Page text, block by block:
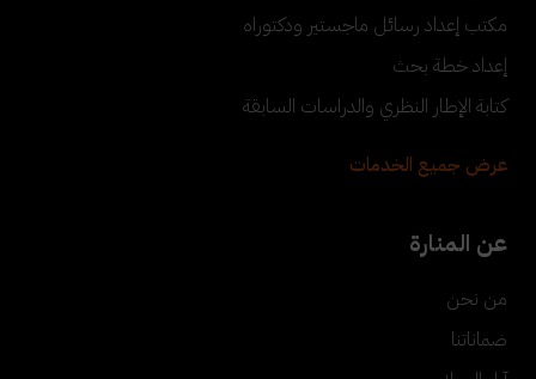
مكتب إعداد رسائل ماجستير ودكتوراه
إعداد خطة بحث
كتابة الإطار النظري والدراسات السابقة
عرض جميع الخدمات
عن المنارة
من نحن
ضماناتنا